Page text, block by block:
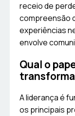
receio de
compreensão
experiências
envolve
Qual o
A liderança é
os principais